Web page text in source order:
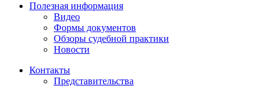
Полезная информация
Видео
Формы документов
Обзоры судебной практики
Новости
Контакты
Представительства